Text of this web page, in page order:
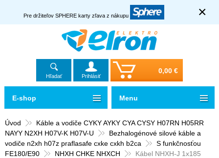
Pre držiteľov SPHERE karty zľava z nákupu ×
Hľadať Prihlásiť
0,00 €
Úvod
Káble a vodiče CYKY AYKY CYA CYSY H07RN H05RR
NAYY N2XH H07V-K H07V-U
Bezhalogénové silové káble a
vodiče n2xh h07z praflasafe cxke cxkh b2ca
S funkčnosťou
FE180/E90
NHXH CHKE NHXCH
Kábel NHXH-J 1x185
E-shop Menu